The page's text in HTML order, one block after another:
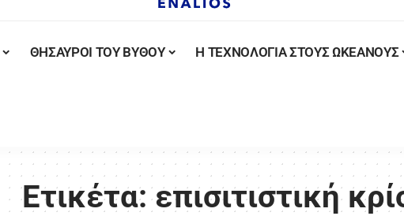
ΘΗΣΑΥΡΟΙ ΤΟΥ ΒΥΘΟΥ Η ΤΕΧΝΟΛΟΓΙΑ ΣΤΟΥΣ ΩΚΕΑΝΟΥΣ
Ετικέτα:επισιτιστική